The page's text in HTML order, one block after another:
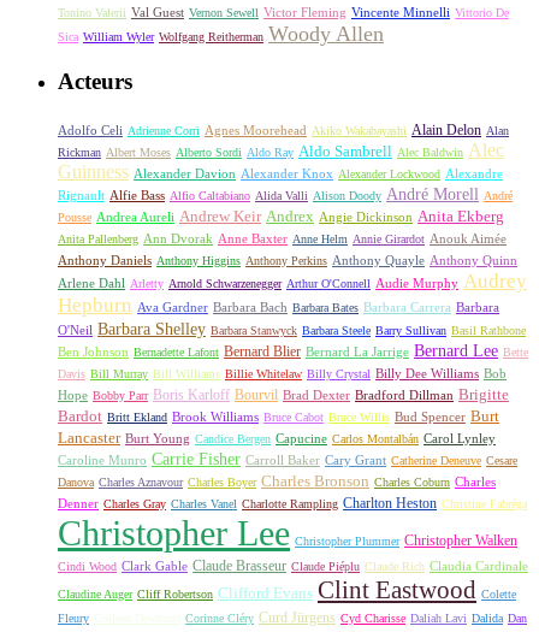
Tonino Valerii Val Guest Vernon Sewell Victor Fleming Vincente Minnelli Vittorio De
Sica William Wyler Wolfgang Reitherman Woody Allen
Acteurs
Adolfo Celi Adrienne Corri Agnes Moorehead Akiko Wakabayashi Alain Delon Alan
Rickman Albert Moses Alberto Sordi Aldo Ray Aldo Sambrell Alec Baldwin Alec
Guinness Alexander Davion Alexander Knox Alexander Lockwood Alexandre
Rignault Alfie Bass Alfio Caltabiano Alida Valli Alison Doody André Morell André
Pousse Andrea Aureli Andrew Keir Andrex Angie Dickinson Anita Ekberg
Anita Pallenberg Ann Dvorak Anne Baxter Anne Helm Annie Girardot Anouk Aimée
Anthony Daniels Anthony Higgins Anthony Perkins Anthony Quayle Anthony Quinn
Arlene Dahl Arletty Arnold Schwarzenegger Arthur O'Connell Audie Murphy Audrey
Hepburn Ava Gardner Barbara Bach Barbara Bates Barbara Carrera Barbara
O'Neil Barbara Shelley Barbara Stanwyck Barbara Steele Barry Sullivan Basil Rathbone
Ben Johnson Bernadette Lafont Bernard Blier Bernard La Jarrige Bernard Lee Bette
Davis Bill Murray Bill Williams Billie Whitelaw Billy Crystal Billy Dee Williams Bob
Hope Bobby Parr Boris Karloff Bourvil Brad Dexter Bradford Dillman Brigitte
Bardot Britt Ekland Brook Williams Bruce Cabot Bruce Willis Bud Spencer Burt
Lancaster Burt Young Candice Bergen Capucine Carlos Montalbán Carol Lynley
Caroline Munro Carrie Fisher Carroll Baker Cary Grant Catherine Deneuve Cesare
Danova Charles Aznavour Charles Boyer Charles Bronson Charles Coburn Charles
Denner Charles Gray Charles Vanel Charlotte Rampling Charlton Heston Christine Fabréga
Christopher Lee Christopher Plummer Christopher Walken
Cindi Wood Clark Gable Claude Brasseur Claude Piéplu Claude Rich Claudia Cardinale
Claudine Auger Cliff Robertson Clifford Evans Clint Eastwood Colette
Fleury
Colleen Dewhurst Corinne Cléry Curd Jürgens Cyd Charisse Daliah Lavi Dalida Dan